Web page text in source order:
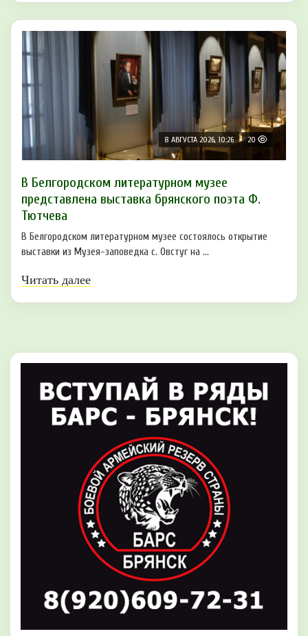
8 АВГУСТА 2026, 10:26 20
В Белгородском литературном музее
представлена выставка брянского поэта Ф.
Тютчева
В Белгородском литературном музее состоялось открытие
выставки из Музея-заповедка с. Овстуг на ...
Читать далее